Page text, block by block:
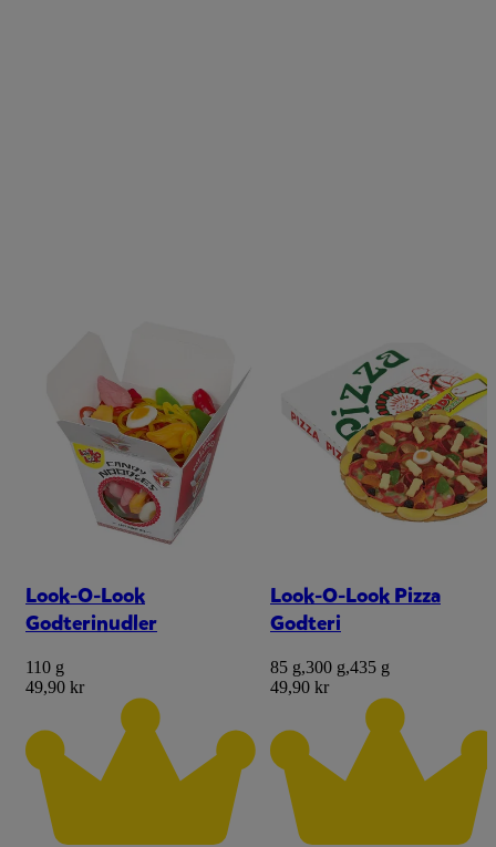
Look-O-Look
Godterinudler
110 g
49,90 kr
Look-O-Look Pizza
Godteri
85 g,300 g,435 g
49,90 kr